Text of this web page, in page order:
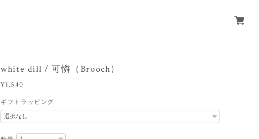
white dill / 可憐（Brooch）
¥1,540
ギフトラッピング